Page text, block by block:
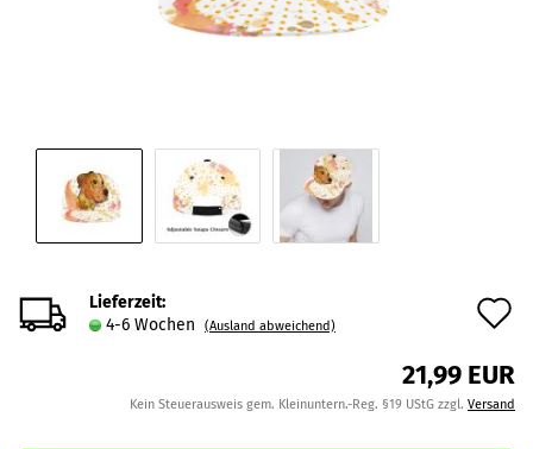
Lieferzeit:
4-6 Wochen
(Ausland abweichend)
21,99 EUR
Kein Steuerausweis gem. Kleinuntern.-Reg. §19 UStG zzgl. Versand